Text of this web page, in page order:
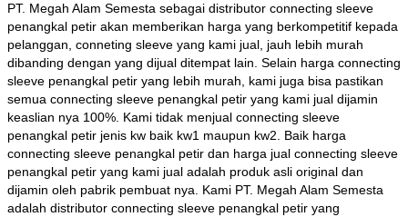
PT. Megah Alam Semesta sebagai distributor connecting sleeve
penangkal petir akan memberikan harga yang berkompetitif kepada
pelanggan, conneting sleeve yang kami jual, jauh lebih murah
dibanding dengan yang dijual ditempat lain. Selain harga connecting
sleeve penangkal petir yang lebih murah, kami juga bisa pastikan
semua connecting sleeve penangkal petir yang kami jual dijamin
keaslian nya 100%. Kami tidak menjual connecting sleeve
penangkal petir jenis kw baik kw1 maupun kw2. Baik harga
connecting sleeve penangkal petir dan harga jual connecting sleeve
penangkal petir yang kami jual adalah produk asli original dan
dijamin oleh pabrik pembuat nya. Kami PT. Megah Alam Semesta
adalah distributor connecting sleeve penangkal petir yang